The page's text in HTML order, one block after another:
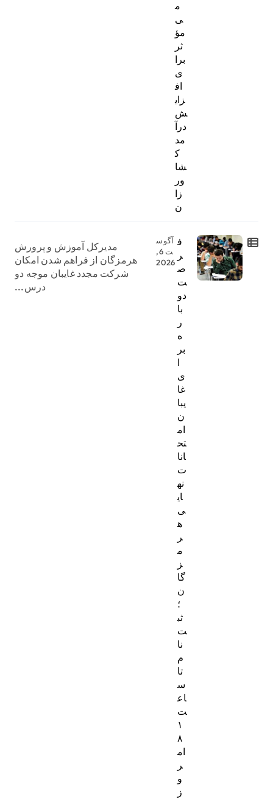
م
ی
مؤ
ثر
برا
ی
اف
زای
ش
درآ
مد
ک
شا
ور
زا
ن
ف
ر
ص
ت
دو
با
ر
ه
بر
ا
ی
غا
یبا
ن
ام
تح
انا
ت
نه
ای
ی
ه
ر
م
ز
گا
ن
؛
ثب
ت‌
نا
م
تا
س
اع
ت
۱
۸
ام
ر
و
ز
آگوس
ت 6,
2026
مدیرکل آموزش و پرورش
هرمزگان از فراهم شدن امکان
شرکت مجدد غایبان موجه دو
درس...